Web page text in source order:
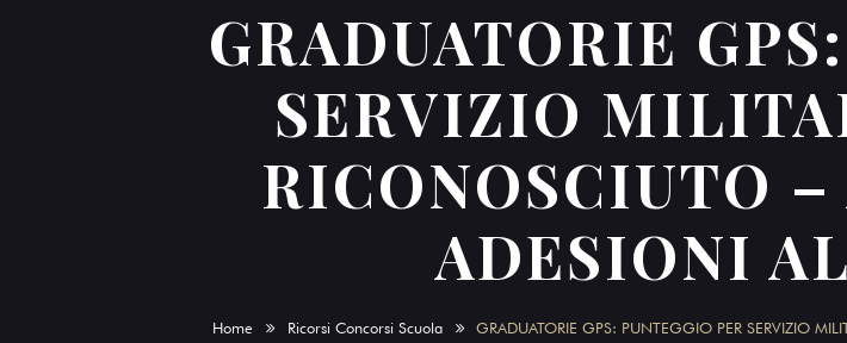
GRADUATORIE
SERVIZIO
RICONOSCIUTO –
ADESIONI
Home Ricorsi Concorsi Scuola GRADUATORIE GPS: PUNTEGGIO PER SERVIZIO